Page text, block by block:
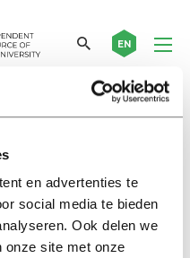
en advertenties te
social media te bieden
Ook delen we
onze site met onze
EN
Fikry El Azzouzi
een
column schrijven